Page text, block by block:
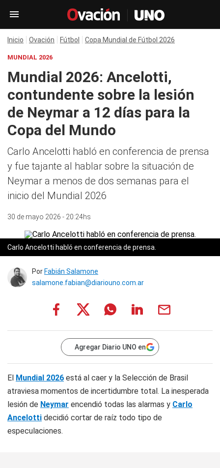
Inicio Ovación Fútbol Copa Mundial de Fútbol 2026
MUNDIAL 2026
Mundial 2026: Ancelotti,
contundente sobre la lesión
de Neymar a 12 días para la
Copa del Mundo
Carlo Ancelotti habló en conferencia de prensa
y fue tajante al hablar sobre la situación de
Neymar a menos de dos semanas para el
inicio del Mundial 2026
30 de mayo 2026 - 20:24hs
Carlo Ancelotti habló en conferencia de prensa.
Por Fabián Salamone
salamone.fabian@diariouno.com.ar
Agregar Diario UNO en
El Mundial 2026 está al caer y la Selección de Brasil
atraviesa momentos de incertidumbre total. La inesperada
lesión de Neymar encendió todas las alarmas y Carlo
Ancelotti decidió cortar de raíz todo tipo de
especulaciones.